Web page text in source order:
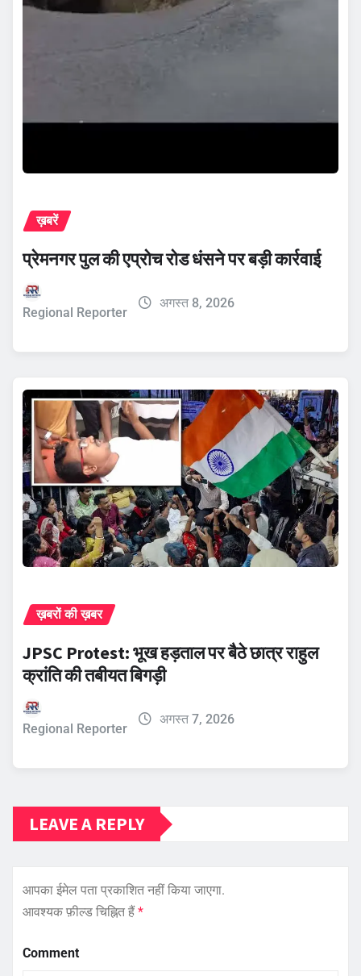
ख़बरें
प्रेमनगर पुल की एप्रोच रोड धंसने पर बड़ी कार्रवाई
Regional Reporter
अगस्त 8, 2026
ख़बरों की ख़बर
JPSC Protest: भूख हड़ताल पर बैठे छात्र राहुल
क्रांति की तबीयत बिगड़ी
Regional Reporter
अगस्त 7, 2026
LEAVE A REPLY
आपका ईमेल पता प्रकाशित नहीं किया जाएगा.
आवश्यक फ़ील्ड चिह्नित हैं *
Comment